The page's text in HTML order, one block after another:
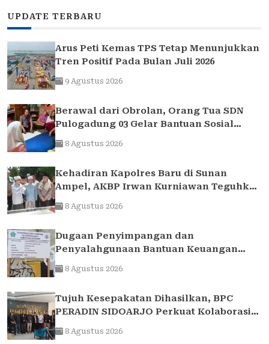
UPDATE TERBARU
Arus Peti Kemas TPS Tetap Menunjukkan
Tren Positif Pada Bulan Juli 2026
9 Agustus 2026
Berawal dari Obrolan, Orang Tua SDN
Pulogadung 03 Gelar Bantuan Sosial
untuk Siswa yang Membutuhkan
8 Agustus 2026
Kehadiran Kapolres Baru di Sunan
Ampel, AKBP Irwan Kurniawan Teguhkan
Sinergi Polri dan Ulama
8 Agustus 2026
Dugaan Penyimpangan dan
Penyalahgunaan Bantuan Keuangan
Desa Tropodo . Kec Waru . Kab . Sidoarjo
8 Agustus 2026
Tujuh Kesepakatan Dihasilkan, BPC
PERADIN SIDOARJO Perkuat Kolaborasi
dengan DPRD
8 Agustus 2026